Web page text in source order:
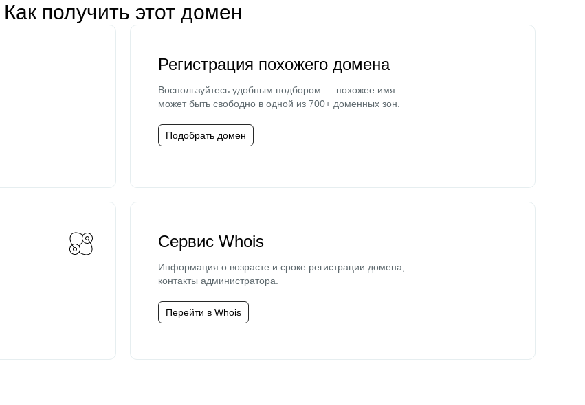
Как получить этот домен
Регистрация похожего домена
Воспользуйтесь удобным подбором — похожее имя
может быть свободно в одной из 700+ доменных зон.
Подобрать домен
Сервис Whois
Информация о возрасте и сроке регистрации домена,
контакты администратора.
Перейти в Whois